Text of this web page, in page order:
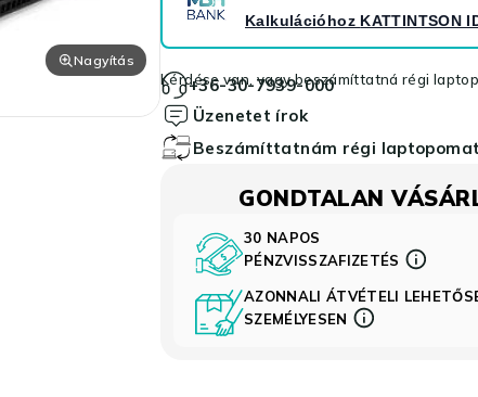
Nagyítás
Kalkulációhoz KATTINTSON
Kérdése van, vagy beszámíttatná régi
+36-30-7939-000
Üzenetet írok
Beszámíttatnám régi laptopomat
GONDTALAN
30 NAPOS
PÉNZVISSZAFIZETÉS
AZONNALI ÁTVÉTELI
SZEMÉLYESEN